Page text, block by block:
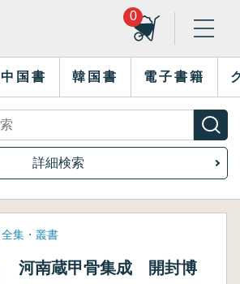
0
中国書 韓国書 電子書籍
詳細検索
全集・叢書
河南蔵甲骨集成 開封博